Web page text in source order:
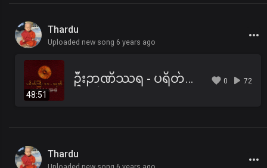
Thardu
Uploaded new song 6 years ago
48:51
ဦးဉာဏိဿရ - ပရိတ်ကြီး(၁၁)သုတ်၊ ပါဠိအနက် (၁) 0 72
Thardu